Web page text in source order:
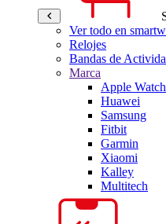
Ver todo en
Relojes
Bandas de
Marca
Apple Watch
Huawei
Samsung
Fitbit
Garmin
Xiaomi
Kalley
Multitech